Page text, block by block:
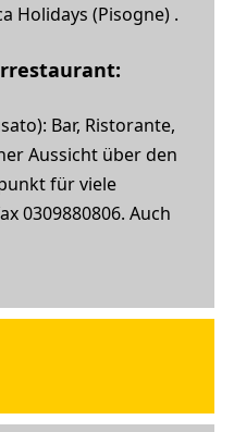
Holidays (Pisogne) .
:
Bar, Ristorante,
Aussicht über den
für viele
0309880806. Auch